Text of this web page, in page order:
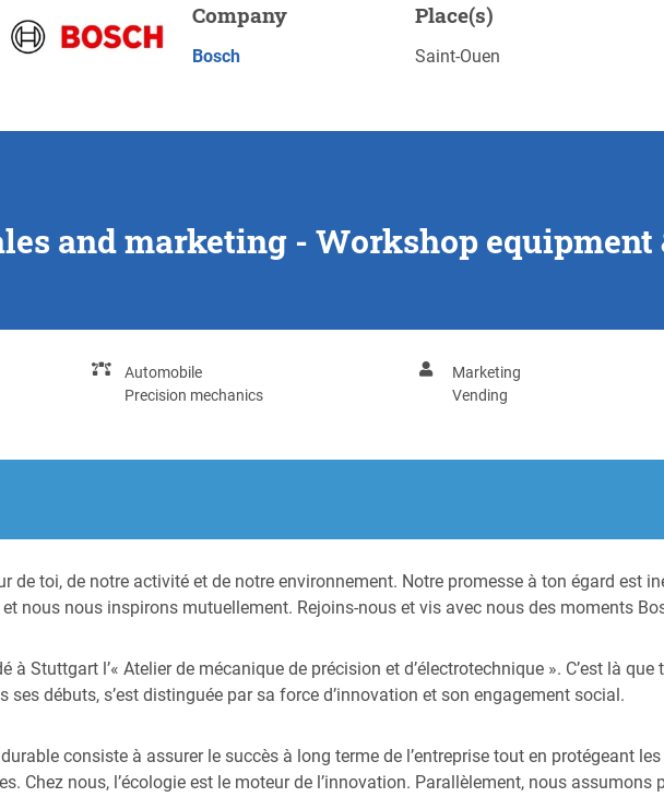
APPLY NOW
Company
Bosch
Place(s)
Saint-Ouen
and marketing - Workshop equipment
Automobile
Precision mechanics
Marketing
Vending
de toi, de notre activité et de notre environnement. Notre promesse à ton égard est
nous nous inspirons mutuellement. Rejoins-nous et vis avec nous des moments
à Stuttgart l’« Atelier de mécanique de précision et d’électrotechnique ». C’est là
ses débuts, s’est distinguée par sa force d’innovation et son engagement social.
consiste à assurer le succès à long terme de l’entreprise tout en protégeant
Chez nous, l’écologie est le moteur de l’innovation. Parallèlement, nous